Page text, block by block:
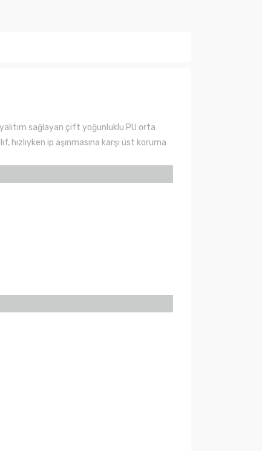
sağlayan çift yoğunluklu PU orta
ip aşınmasına karşı üst koruma